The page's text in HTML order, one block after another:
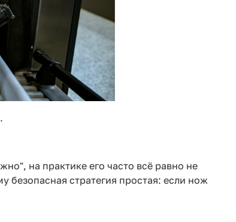
на практике его часто всё равно не
безопасная стратегия простая: если нож